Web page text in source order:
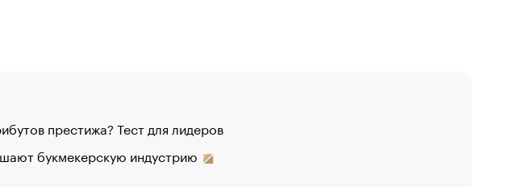
престижа? Тест для лидеров
букмекерскую индустрию